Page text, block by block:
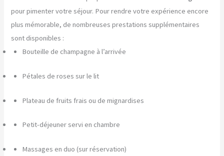
pour pimenter votre séjour. Pour rendre votre expérience encore
plus mémorable, de nombreuses prestations supplémentaires
sont disponibles :
Bouteille de champagne à l’arrivée
Pétales de roses sur le lit
Plateau de fruits frais ou de mignardises
Petit-déjeuner servi en chambre
Massages en duo (sur réservation)